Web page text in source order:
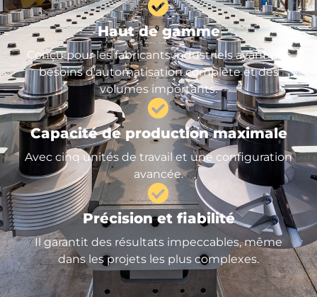
Haut de gamme
Conçu pour les fabricants industriels ayant des
besoins d'automatisation complète et des
volumes importants.
Capacité de production maximale
Avec cinq unités de travail et une configuration
avancée.
Précision et fiabilité
Il garantit des résultats impeccables, même
dans les projets les plus complexes.